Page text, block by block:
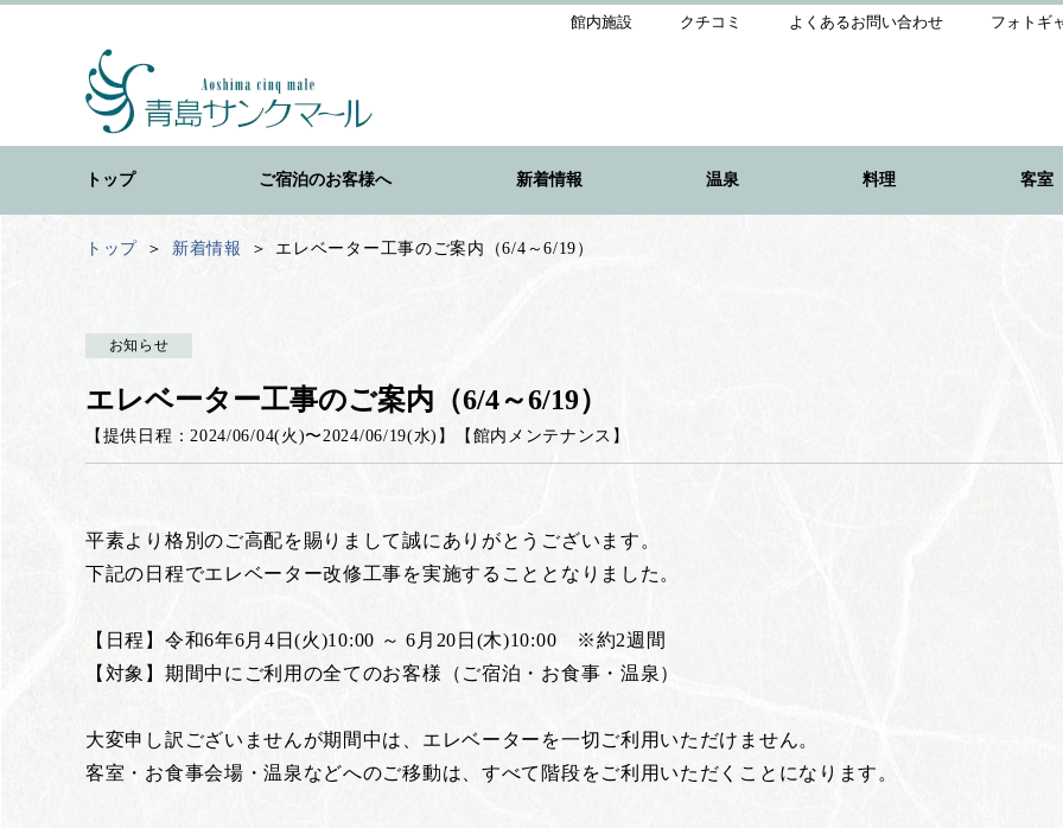
館内施設 クチコミ よくあるお問い合わせ フォトギ
トップ ご宿泊のお客様へ 新着情報 温泉 料理 客室
トップ 新着情報 エレベーター工事のご案内（6/4～6/19）
お知らせ
エレベーター工事のご案内（6/4～6/19）
【提供日程：2024/06/04(火)〜2024/06/19(水) 】 【 館内メンテナンス 】
平素より格別のご高配を賜りまして誠にありがとうございます。
下記の日程でエレベーター改修工事を実施することとなりました。
【日程】令和6年6月4日(火)10:00 ～ 6月20日(木)10:00 ※約2週間
【対象】期間中にご利用の全てのお客様（ご宿泊・お食事・温泉）
大変申し訳ございませんが期間中は、エレベーターを一切ご利用いただけません。
客室・お食事会場・温泉などへのご移動は、すべて階段をご利用いただくことになります。